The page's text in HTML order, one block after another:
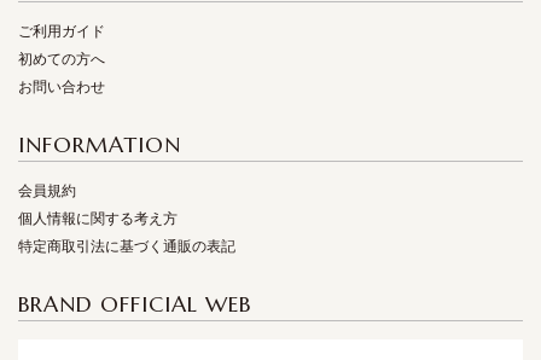
ご利用ガイド
初めての方へ
お問い合わせ
INFORMATION
会員規約
個人情報に関する考え方
特定商取引法に基づく通販の表記
BRAND OFFICIAL WEB